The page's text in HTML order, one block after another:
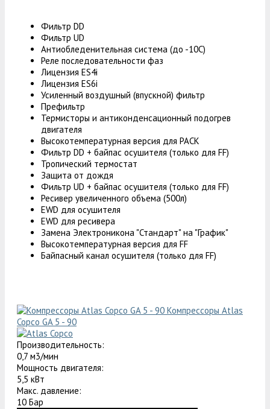
Фильтр DD
Фильтр UD
Антиобледенительная система (до -10С)
Реле последовательности фаз
Лицензия ES4i
Лицензия ES6i
Усиленный воздушный (впускной) фильтр
Префильтр
Термисторы и антиконденсационный подогрев
двигателя
Высокотемпературная версия для PACK
Фильтр DD + байпас осушителя (только для FF)
Тропический термостат
Защита от дождя
Фильтр UD + байпас осушителя (только для FF)
Ресивер увеличенного объема (500л)
EWD для осушителя
EWD для ресивера
Замена Электроникона "Стандарт" на "График"
Высокотемпературная версия для FF
Байпасный канал осушителя (только для FF)
Компрессоры Atlas
Copco GA 5 - 90
Производительность:
0,7 м3/мин
Мощность двигателя:
5,5 кВт
Макс. давление:
10 Бар